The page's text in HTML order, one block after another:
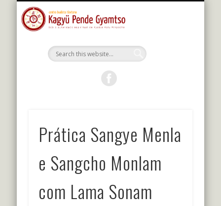
PORTUGUÊS
Prática Sangye Menla
e Sangcho Monlam
com Lama Sonam